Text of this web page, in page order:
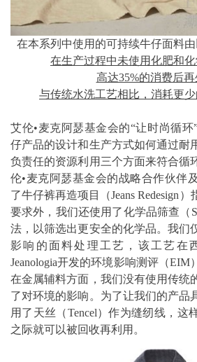
在本系列中使用的可持续牛仔面料由
在生产过程中未使用化肥和
高达35%的消费后再
与传统水洗工艺相比，消耗更
艾伦•麦克阿瑟基金会的“让时尚循
仔产品的设计和生产方式如何通过耐
负责任的资源利用三个方面来符合循
伦•麦克阿瑟基金会的战略合作伙伴
了牛仔裤再造项目（Jeans Redesign
要求外，我们还使用了化学品筛查（
法，以筛选出更安全的化学品。我们
影响的面料处理工艺，该工艺在
Jeanologia开发的环境影响测评（EIM
在金属辅料方面，我们没有使用传统
了对环境的影响。为了让我们的产品
用了天丝（Tencel）作为缝纫线，这
之际就可以被回收再利用。